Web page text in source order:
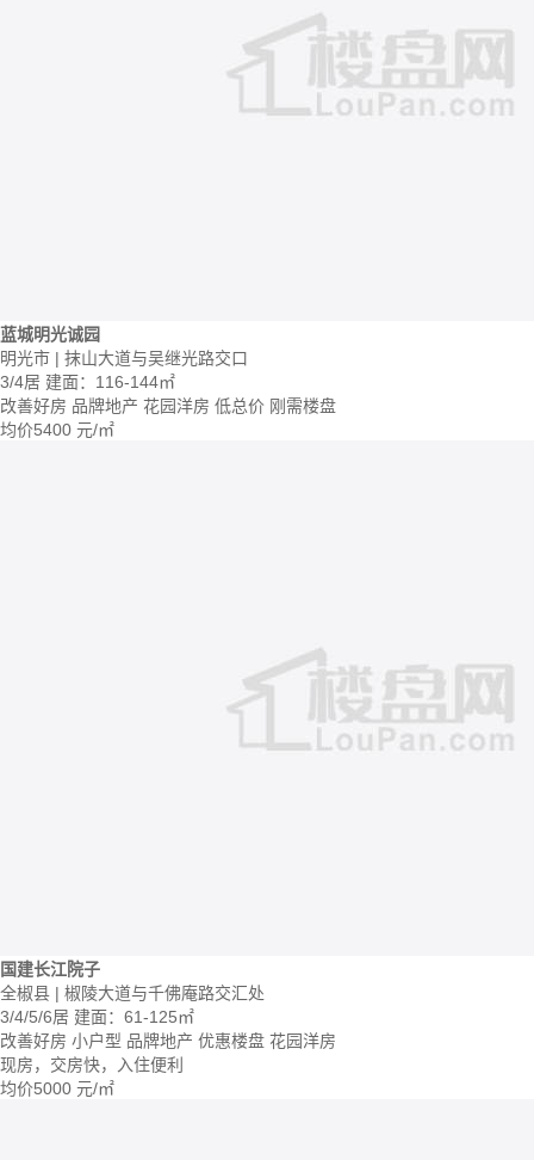
蓝城明光诚园
明光市 | 抹山大道与吴继光路交口
3/4居 建面：116-144㎡
改善好房 品牌地产 花园洋房 低总价 刚需楼盘
均价5400 元/㎡
国建长江院子
全椒县 | 椒陵大道与千佛庵路交汇处
3/4/5/6居 建面：61-125㎡
改善好房 小户型 品牌地产 优惠楼盘 花园洋房
现房，交房快，入住便利
均价5000 元/㎡